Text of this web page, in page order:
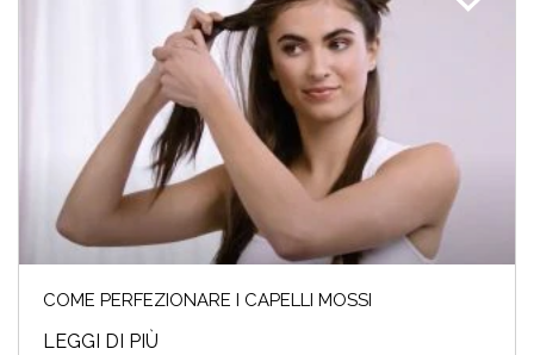
COME PERFEZIONARE I CAPELLI MOSSI
LEGGI DI PIÙ